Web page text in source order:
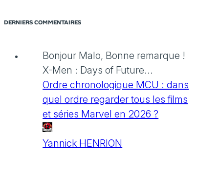
DERNIERS COMMENTAIRES
Bonjour Malo, Bonne remarque !
X-Men : Days of Future...
Ordre chronologique MCU : dans
quel ordre regarder tous les films
et séries Marvel en 2026 ?
Yannick HENRION